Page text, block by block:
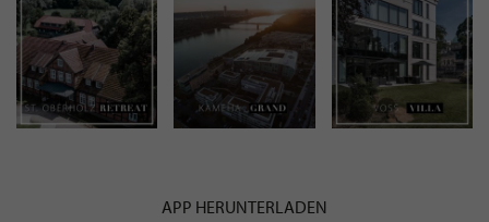
APP HERUNTERLADEN